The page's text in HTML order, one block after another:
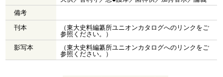
備考
刊本
（東大史料編纂所ユニオンカタログへのリンクをご
参照ください。）
影写本
（東大史料編纂所ユニオンカタログへのリンクをご
参照ください。）